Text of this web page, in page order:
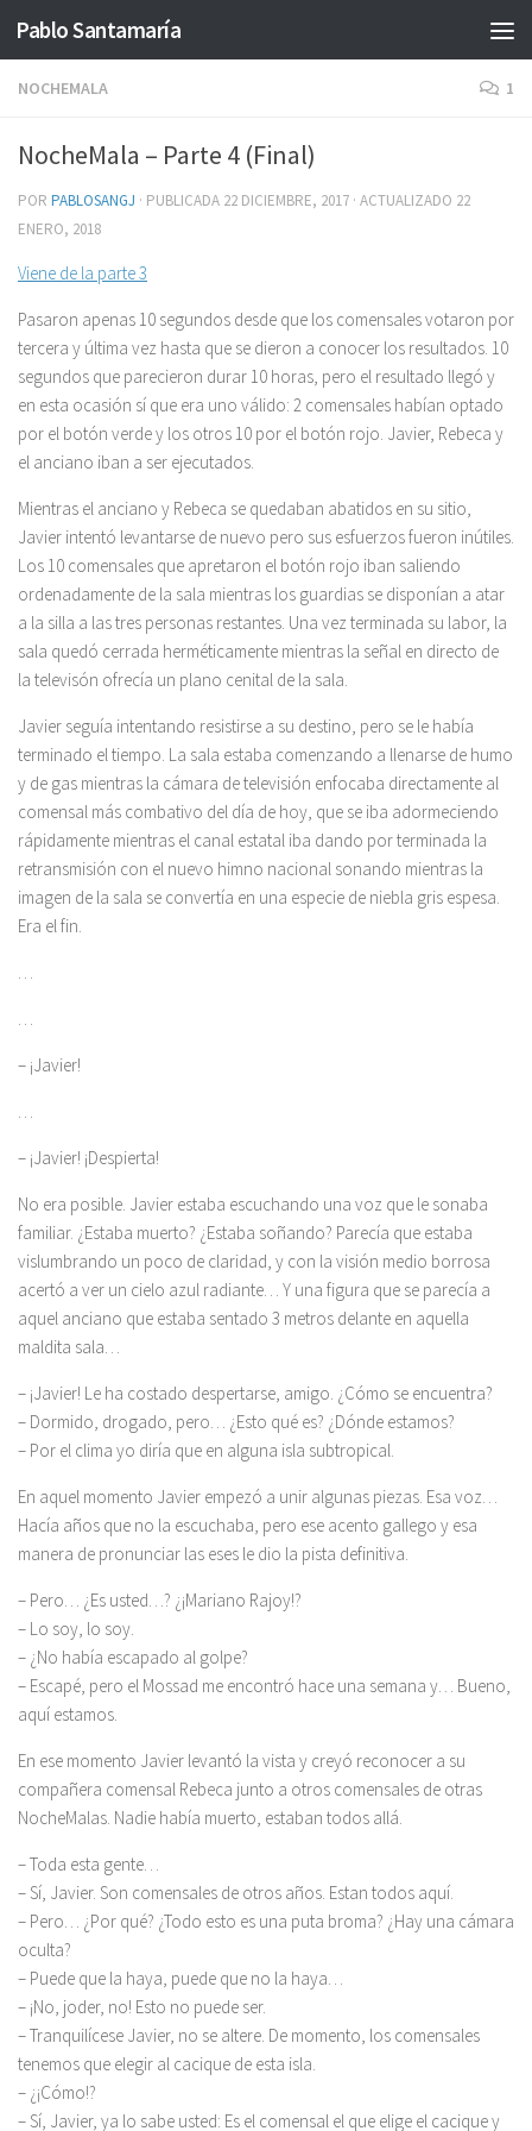
Saltar al contenido
Pablo Santamaría
NOCHEMALA 1
NocheMala – Parte 4 (Final)
POR PABLOSANGJ · PUBLICADA 22 DICIEMBRE, 2017 · ACTUALIZADO 22
ENERO, 2018
Viene de la parte 3
Pasaron apenas 10 segundos desde que los comensales votaron por
tercera y última vez hasta que se dieron a conocer los resultados. 10
segundos que parecieron durar 10 horas, pero el resultado llegó y
en esta ocasión sí que era uno válido: 2 comensales habían optado
por el botón verde y los otros 10 por el botón rojo. Javier, Rebeca y
el anciano iban a ser ejecutados.
Mientras el anciano y Rebeca se quedaban abatidos en su sitio,
Javier intentó levantarse de nuevo pero sus esfuerzos fueron inútiles.
Los 10 comensales que apretaron el botón rojo iban saliendo
ordenadamente de la sala mientras los guardias se disponían a atar
a la silla a las tres personas restantes. Una vez terminada su labor, la
sala quedó cerrada herméticamente mientras la señal en directo de
la televisón ofrecía un plano cenital de la sala.
Javier seguía intentando resistirse a su destino, pero se le había
terminado el tiempo. La sala estaba comenzando a llenarse de humo
y de gas mientras la cámara de televisión enfocaba directamente al
comensal más combativo del día de hoy, que se iba adormeciendo
rápidamente mientras el canal estatal iba dando por terminada la
retransmisión con el nuevo himno nacional sonando mientras la
imagen de la sala se convertía en una especie de niebla gris espesa.
Era el fin.
…
…
– ¡Javier!
…
– ¡Javier! ¡Despierta!
No era posible. Javier estaba escuchando una voz que le sonaba
familiar. ¿Estaba muerto? ¿Estaba soñando? Parecía que estaba
vislumbrando un poco de claridad, y con la visión medio borrosa
acertó a ver un cielo azul radiante… Y una figura que se parecía a
aquel anciano que estaba sentado 3 metros delante en aquella
maldita sala…
– ¡Javier! Le ha costado despertarse, amigo. ¿Cómo se encuentra?
– Dormido, drogado, pero… ¿Esto qué es? ¿Dónde estamos?
– Por el clima yo diría que en alguna isla subtropical.
En aquel momento Javier empezó a unir algunas piezas. Esa voz…
Hacía años que no la escuchaba, pero ese acento gallego y esa
manera de pronunciar las eses le dio la pista definitiva.
– Pero… ¿Es usted…? ¿¡Mariano Rajoy!?
– Lo soy, lo soy.
– ¿No había escapado al golpe?
– Escapé, pero el Mossad me encontró hace una semana y… Bueno,
aquí estamos.
En ese momento Javier levantó la vista y creyó reconocer a su
compañera comensal Rebeca junto a otros comensales de otras
NocheMalas. Nadie había muerto, estaban todos allá.
– Toda esta gente…
– Sí, Javier. Son comensales de otros años. Estan todos aquí.
– Pero… ¿Por qué? ¿Todo esto es una puta broma? ¿Hay una cámara
oculta?
– Puede que la haya, puede que no la haya…
– ¡No, joder, no! Esto no puede ser.
– Tranquilícese Javier, no se altere. De momento, los comensales
tenemos que elegir al cacique de esta isla.
– ¿¡Cómo!?
– Sí, Javier, ya lo sabe usted: Es el comensal el que elige el cacique y